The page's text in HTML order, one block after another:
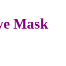
Mask